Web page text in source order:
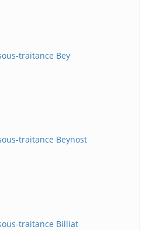
traitance Bey
traitance Beynost
traitance Billiat